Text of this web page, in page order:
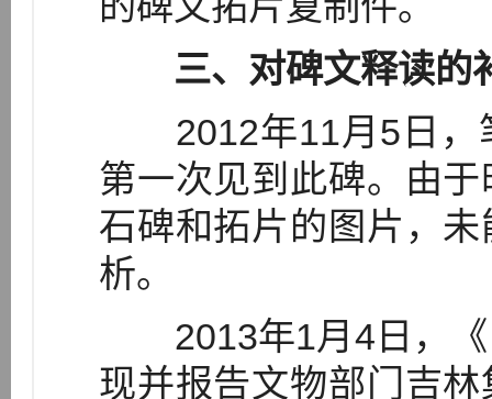
三、对碑文释读的
2012年11月5日，
第一次见到此碑。由
石碑和拓片的图片，
析。
2013年1月4日，《
现并报告文物部门吉